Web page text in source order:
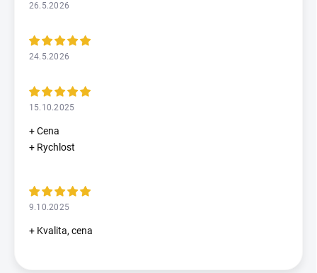
26.5.2026
24.5.2026
15.10.2025
+ Cena
+ Rychlost
9.10.2025
+ Kvalita, cena